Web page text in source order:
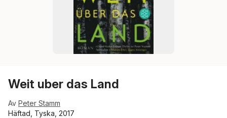
Weit uber das Land
Av Peter Stamm
Häftad, Tyska, 2017